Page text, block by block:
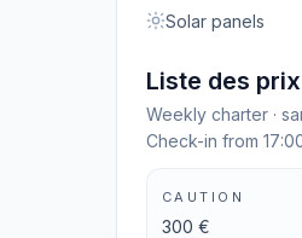
Solar panels
Liste des prix
Weekly charter ·
Check-in from
CAUTION
300 €